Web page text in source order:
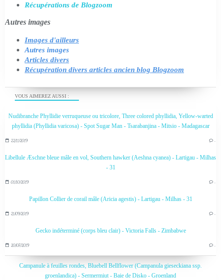
VOUS AIMEREZ AUSSI :
Nudibranche Phyllidie verruqueuse ou tricolore, Three colored phyllidia, Yellow-warted
phyllidia (Phyllidia varicosa) - Spot Sugar Man - Tsarabanjina - Mitsio - Madagascar
22/11/2019 …
Libellule Æschne bleue mâle en vol, Southern hawker (Aeshna cyanea) - Lartigau - Milhas
- 31
01/10/2019 …
Papillon Collier de corail mâle (Aricia agestis) - Lartigau - Milhas - 31
21/09/2019 …
Gecko indéterminé (corps bleu clair) - Victoria Falls - Zimbabwe
20/07/2019 …
Campanule à feuilles rondes, Bluebell Bellflower (Campanula gieseckiana ssp.
groenlandica) - Sermermiut - Baie de Disko - Groenland
Récupérations de Blogzoom
Autres images
Images d'ailleurs
Autres images
Articles divers
Récupération divers articles ancien blog Blogzoom